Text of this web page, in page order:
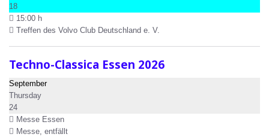
18
15:00 h
Treffen des Volvo Club Deutschland e. V.
Techno-Classica Essen 2026
September
Thursday
24
Messe Essen
Messe, entfällt